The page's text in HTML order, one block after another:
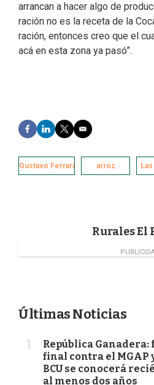
arrancan a hacer algo de
ración no es la receta de la
ración, entonces creo que el
acá en esta zona ya pasó”.
F
a
e
b
L
i
k
e
T
w
t
t
E
m
l
Gustavo Ferrari arroz
Rurales El
Últimas Noticias
República Ganadera:
final contra el MGAP
BCU se conocerá
al menos dos años